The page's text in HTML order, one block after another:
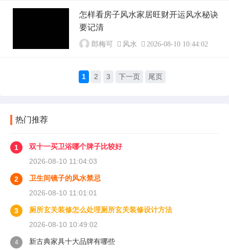
怎样看房子风水家居旺财开运风水秘诀
要记清
郎梅可 风水 2026-08-10 10:44:02
1 2 3 下一页 尾页
热门推荐
1
双十一买卫浴哪个牌子比较好
2026-08-10 11:04:03
2
卫生间镜子的风水禁忌
2026-08-10 11:01:01
3
厕所玄关装修怎么处理厕所玄关装修设计方法
2026-08-10 10:49:02
4
新古典家具十大品牌有哪些